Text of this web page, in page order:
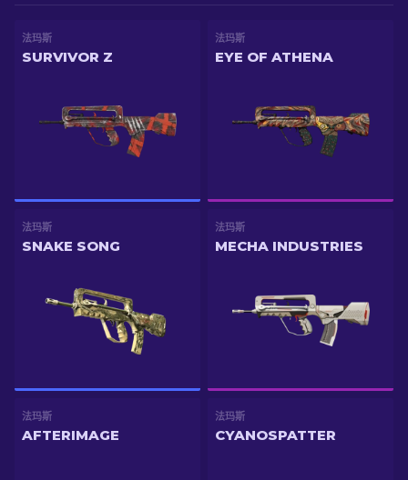
法玛斯
SURVIVOR Z
法玛斯
EYE OF ATHENA
法玛斯
SNAKE SONG
法玛斯
MECHA INDUSTRIES
法玛斯
AFTERIMAGE
法玛斯
CYANOSPATTER